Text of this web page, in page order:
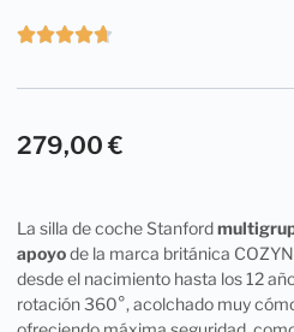
279,00€
La silla de coche Stanford
apoyode la marca británica
desde el nacimiento hasta los 12
rotación 360°, acolchado muy